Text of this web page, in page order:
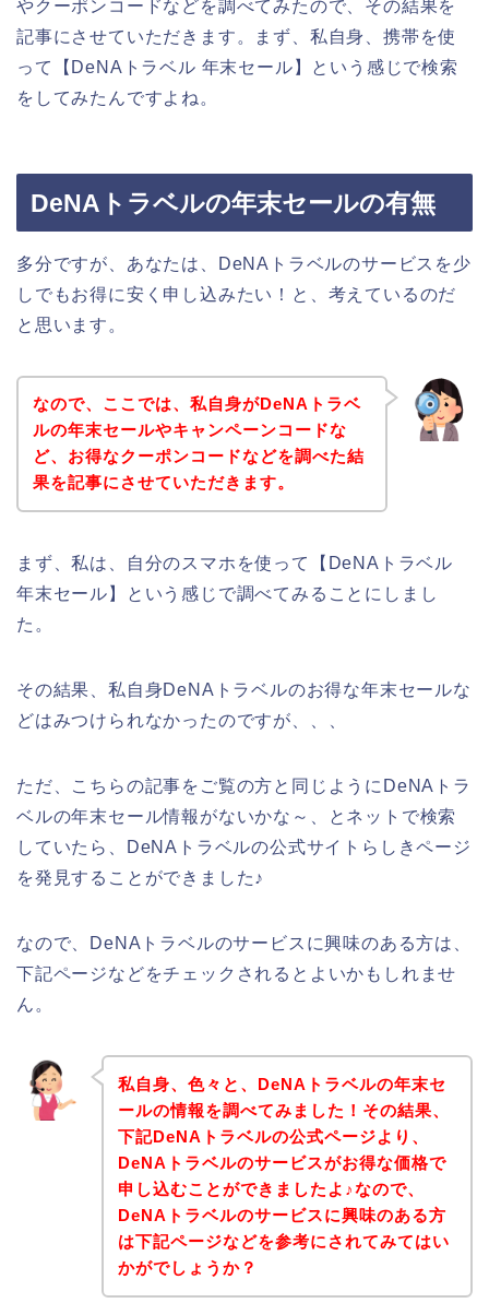
やクーポンコードなどを調べてみたので、その結果を
記事にさせていただきます。まず、私自身、携帯を使
って【DeNAトラベル 年末セール】という感じで検索
をしてみたんですよね。
DeNAトラベルの年末セールの有無
多分ですが、あなたは、DeNAトラベルのサービスを少
しでもお得に安く申し込みたい！と、考えているのだ
と思います。
なので、ここでは、私自身がDeNAトラベ
ルの年末セールやキャンペーンコードな
ど、お得なクーポンコードなどを調べた結
果を記事にさせていただきます。
まず、私は、自分のスマホを使って【DeNAトラベル
年末セール】という感じで調べてみることにしまし
た。
その結果、私自身DeNAトラベルのお得な年末セールな
どはみつけられなかったのですが、、、
ただ、こちらの記事をご覧の方と同じようにDeNAトラ
ベルの年末セール情報がないかな～、とネットで検索
していたら、DeNAトラベルの公式サイトらしきページ
を発見することができました♪
なので、DeNAトラベルのサービスに興味のある方は、
下記ページなどをチェックされるとよいかもしれませ
ん。
私自身、色々と、DeNAトラベルの年末セ
ールの情報を調べてみました！その結果、
下記DeNAトラベルの公式ページより、
DeNAトラベルのサービスがお得な価格で
申し込むことができましたよ♪なので、
DeNAトラベルのサービスに興味のある方
は下記ページなどを参考にされてみてはい
かがでしょうか？